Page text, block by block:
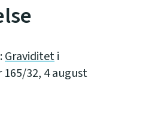
Graviditeti
32, 4 august